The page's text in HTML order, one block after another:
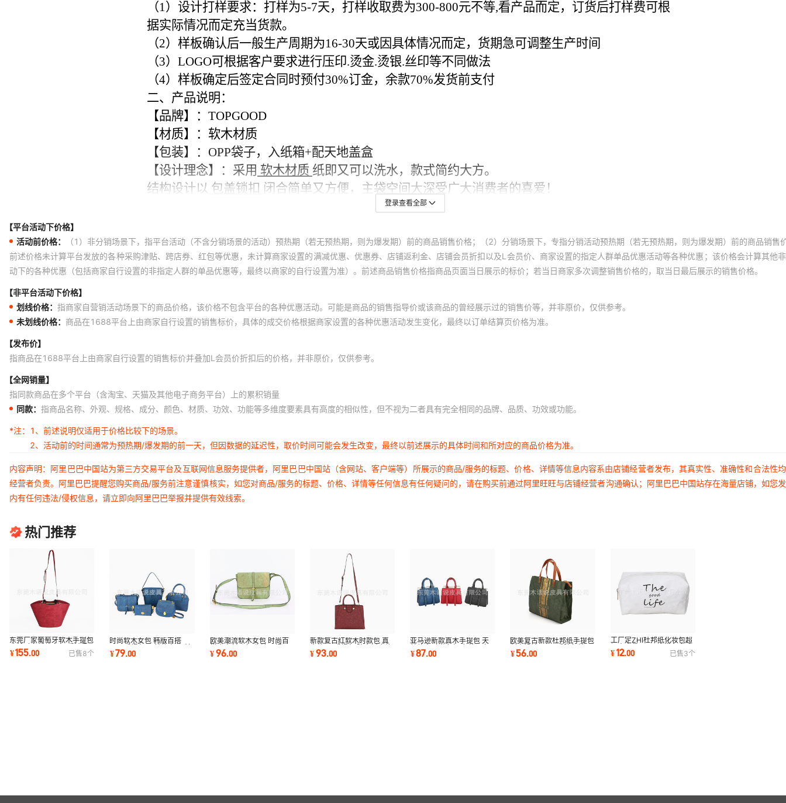
登录查看全部
【平台活动下价格】
活动前价格：
（1）非分销场景下，指平台活动（不含分销场景的活动）预热期（若无预热期，则为爆发期）前的商品销售价格；（2）分销场景下，专指分销活动预热期（若无预热期，则为爆发期）前的商品销售
前述价格未计算平台发放的各种采购津贴、跨店券、红包等优惠，未计算商家设置的满减优惠、优惠券、店铺返利金、店铺会员折扣以及L会员价、商家设置的指定人群单品优惠活动等各种优惠；该价格会计算其他
动下的各种优惠（包括商家自行设置的非指定人群的单品优惠等，最终以商家的自行设置为准）。前述商品销售价格指商品页面当日展示的标价；若当日商家多次调整销售价格的，取当日最后展示的销售价格。
【非平台活动下价格】
划线价格： 指商家自营销活动场景下的商品价格，该价格不包含平台的各种优惠活动。可能是商品的销售指导价或该商品的曾经展示过的销售价等，并非原价，仅供参考。
未划线价格： 商品在1688平台上由商家自行设置的销售标价，具体的成交价格根据商家设置的各种优惠活动发生变化，最终以订单结算页价格为准。
【发布价】
指商品在1688平台上由商家自行设置的销售标价并叠加L会员价折扣后的价格，并非原价，仅供参考。
【全网销量】
指同款商品在多个平台（含淘宝、天猫及其他电子商务平台）上的累积销量
同款： 指商品名称、外观、规格、成分、颜色、材质、功效、功能等多维度要素具有高度的相似性，但不视为二者具有完全相同的品牌、品质、功效或功能。
*注：
1、前述说明仅适用于价格比较下的场景。
2、活动前的时间通常为预热期/爆发期的前一天，但因数据的延迟性，取价时间可能会发生改变，最终以前述展示的具体时间和所对应的商品价格为准。
内容声明：阿里巴巴中国站为第三方交易平台及互联网信息服务提供者，阿里巴巴中国站（含网站、客户端等）所展示的商品/服务的标题、价格、详情等信息内容系由店铺经营者发布，其真实性、准确性和合法性
经营者负责。阿里巴巴提醒您购买商品/服务前注意谨慎核实，如您对商品/服务的标题、价格、详情等任何信息有任何疑问的，请在购买前通过阿里旺旺与店铺经营者沟通确认；阿里巴巴中国站存在海量店铺，如您
内有任何违法/侵权信息，请立即向阿里巴巴举报并提供有效线索。
热门推荐
东莞厂家葡萄牙软木手提包
欧美时尚新款女包 质地柔
软真木水桶包
¥155.00 已售8个
时尚软木女包 韩版百搭
cork手提包 天然软木PU法
式腋下包
¥79.00
欧美潮流软木女包 时尚百
搭真木斜跨包 牛油果绿天
然软木PU时款包
¥96.00
新款复古红软木时款包 真
木纹PU手提包 防水树皮纹
单肩包
¥93.00
亚马逊新款真木手提包 天
然软木时尚女包 东莞厂家
¥87.00
欧美复古新款杜邦纸手提包
创意设计tyvek手腕包特卫
强手提单肩包
¥56.00
工厂定ZHI杜邦纸化妆包超
轻大容量tyvek洗漱包多功
能特卫强化妆包
¥12.00 已售3个